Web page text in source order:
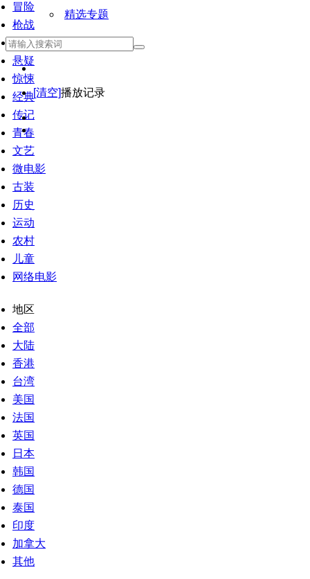
精选专题
[清空]播放记录
冒险
枪战
恐怖
悬疑
惊悚
经典
传记
青春
文艺
微电影
古装
历史
运动
农村
儿童
网络电影
地区
全部
大陆
香港
台湾
美国
法国
英国
日本
韩国
德国
泰国
印度
加拿大
其他